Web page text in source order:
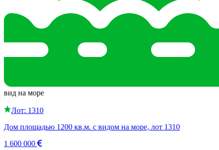
вид на море
Лот: 1310
Дом площадью 1200 кв.м. с видом на море, лот 1310
1 600 000